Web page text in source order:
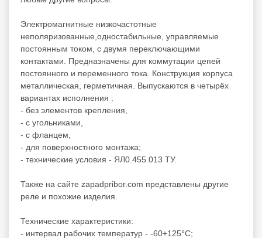
Электромагнитные низкочастотные
неполяризованные,одностабильные, управляемые
постоянным током, с двумя переключающими
контактами. Предназначены для коммутации цепей
постоянного и переменного тока. Конструкция корпуса
металлическая, герметичная. Выпускаются в четырёх
вариантах исполнения :
- без элементов крепления,
- с угольниками,
- с фланцем,
- для поверхностного монтажа;
- технические условия - ЯЛ0.455.013 ТУ.
Также на сайте zapadpribor.com представлены другие
реле и похожие изделия.
Технические характеристики:
- интервал рабочих температур - -60+125°C;